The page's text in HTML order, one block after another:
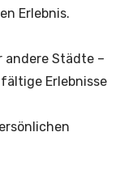
Erlebnis.
andere Städte –
Erlebnisse